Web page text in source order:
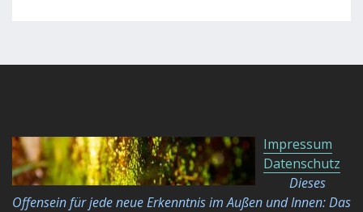
Impressum
Datenschutz
Dieses
Offensein für jede neue Erkenntnis im Außen und Innen: Das